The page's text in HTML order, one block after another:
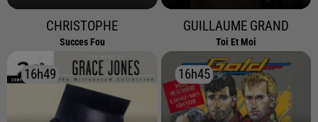
CHRISTOPHE
Succes Fou
GUILLAUME GRAND
Toi Et Moi
16h49
16h49 16h45
16h45